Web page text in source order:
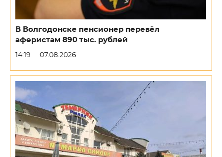
В Волгодонске пенсионер перевёл
аферистам 890 тыс. рублей
14:19 07.08.2026